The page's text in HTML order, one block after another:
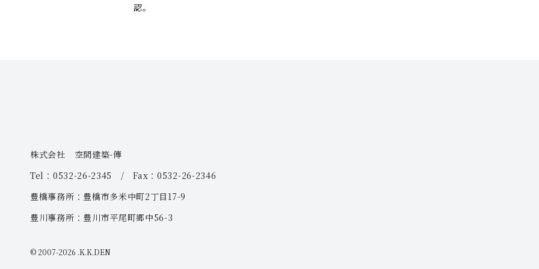
認。
株式会社 空間建築-傳
Tel：0532-26-2345 / Fax：0532-26-2346
豊橋事務所：豊橋市多米中町2丁目17-9
豊川事務所：豊川市平尾町郷中56-3
© 2007-2026 .K.K.DEN